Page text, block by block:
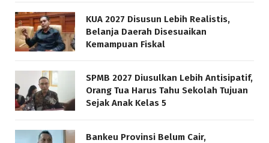
KUA 2027 Disusun Lebih Realistis,
Belanja Daerah Disesuaikan
Kemampuan Fiskal
SPMB 2027 Diusulkan Lebih Antisipatif,
Orang Tua Harus Tahu Sekolah Tujuan
Sejak Anak Kelas 5
Bankeu Provinsi Belum Cair,